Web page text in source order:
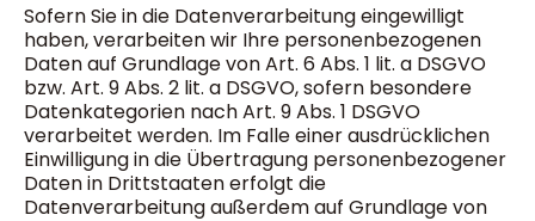
Sofern Sie in die Datenverarbeitung eingewilligt
haben, verarbeiten wir Ihre personenbezogenen
Daten auf Grundlage von Art. 6 Abs. 1 lit. a DSGVO
bzw. Art. 9 Abs. 2 lit. a DSGVO, sofern besondere
Datenkategorien nach Art. 9 Abs. 1 DSGVO
verarbeitet werden. Im Falle einer ausdrücklichen
Einwilligung in die Übertragung personenbezogener
Daten in Drittstaaten erfolgt die
Datenverarbeitung außerdem auf Grundlage von